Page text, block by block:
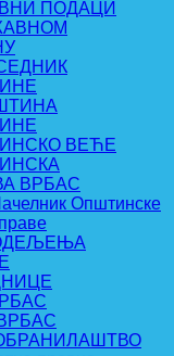
ПОДАЦИ
ВЕЋЕ
ВРБАС
Општинске